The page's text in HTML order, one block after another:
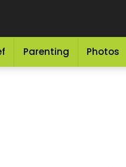
Parenting Photos